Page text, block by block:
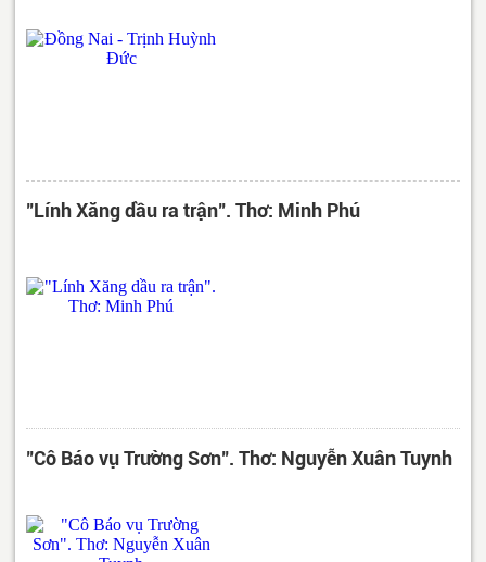
"Lính Xăng dầu ra trận". Thơ: Minh Phú
"Cô Báo vụ Trường Sơn". Thơ: Nguyễn Xuân Tuynh